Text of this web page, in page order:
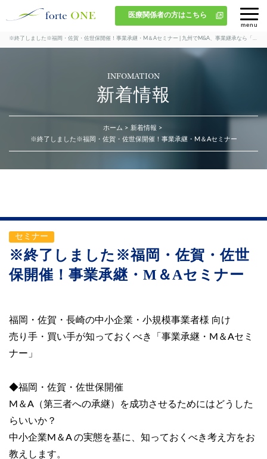
医療関係者の方はこちら
INFOMATION
新着情報
ホーム
新着情報
※終了しました※福岡・佐賀・佐世保開催！事業承継・M＆Aセミナー
セミナー
※終了しました※福岡・佐賀・佐世
保開催！事業承継・M＆Aセミナー
福岡・佐賀・長崎の中小企業・小規模事業者様 向け
売り手・買い手が知っておくべき「事業承継・M＆Aセミ
ナー」
◆福岡・佐賀・佐世保開催
M＆A（第三者への承継）を成功させるためにはどうした
らいいか？
中小企業M＆A の実態を基に、知っておくべき考え方をお
教えします。